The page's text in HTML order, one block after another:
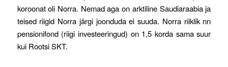
koroonat oli Norra. Nemad aga on arktiline Saudiaraabia ja
teised riigid Norra järgi joonduda ei suuda. Norra riiklik nn
pensionifond (riigi investeeringud) on 1,5 korda sama suur
kui Rootsi SKT.